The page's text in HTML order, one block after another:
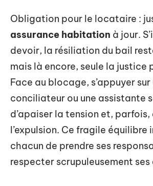
Obligation pour le locataire :
assurance habitation à jour.
devoir, la résiliation du bail
mais là encore, seule la justice
Face au blocage, s’appuyer sur
conciliateur ou une assistante
d’apaiser la tension et, parfois,
l’expulsion. Ce fragile équilibre
chacun de prendre ses
respecter scrupuleusement